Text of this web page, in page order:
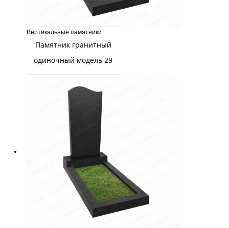
Вертикальные памятники
Памятник гранитный
одиночный модель 29